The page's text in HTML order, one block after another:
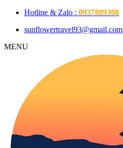
Hotline & Zalo : 0937889308
sunflowertravel93@gmail.com
MENU